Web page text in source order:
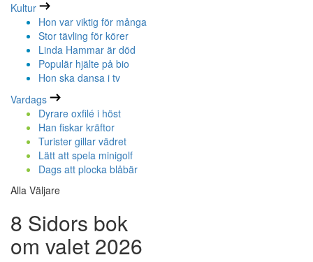
Kultur
Hon var viktig för många
Stor tävling för körer
Linda Hammar är död
Populär hjälte på bio
Hon ska dansa i tv
Vardags
Dyrare oxfilé i höst
Han fiskar kräftor
Turister gillar vädret
Lätt att spela minigolf
Dags att plocka blåbär
Alla Väljare
8 Sidors bok
om valet 2026